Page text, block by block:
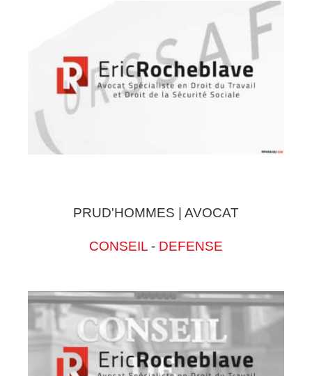
PRUD'HOMMES | AVOCAT
CONSEIL - DEFENSE